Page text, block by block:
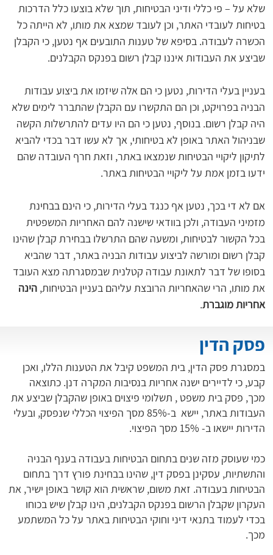
שלא על – פי כללי ודיני הבטיחות, תוך שלא בוצעו כלל הדרכות
בטיחות לעובדי האתר, וכן לעובד שמצא את מותו, לא הייתה כל
הכשרה לעבודה. בסיפא של טענות התובעים אף נטען, כי הקבלן
שביצע את העבודות איננו קבלן רשום בפנקס הקבלנים.
בעניין בעלי הדירות, נטען כי הם אלה שיזמו את ביצוע עבודות
הבניה בפרויקט, וכן הם התקשרו עם הקבלן שהתברר לימים שלא
היה קבלן רשום. בנוסף, נטען כי הם היו עדים להתרשלות הקשה
שבניהול האתר באופן לא בטיחותי, אך לא עשו דבר בכדי להביא
לתיקון ליקויי הבטיחות שנמצאו באתר, וזאת חרף העובדה שהם
ידעו בזמן אמת על ליקויי הבטיחות באתר.
אם לא די בכך, נטען אף כנגד בעלי הדירות, כי הינם בבחינת
מזמיני העבודה, ולכן בוודאי שישנה להם האחריות המשפטית
בכל הקשור לבטיחות, ומשעה שהם התרשלו בבחירת קבלן שהינו
קבלן רשום ומורשה לביצוע עבודות הבניה באתר, דבר שהביא
בסופו של דבר לתאונת עבודה קטלנית שבמסגרתה מצא העובד
את מותו, הרי שהאחריות הרובצת עליהם בעניין הבטיחות, הינה
אחריות מוגברת.
במסגרת פסק הדין, בית המשפט קיבל את הטענות הללו, ואכן
קבע, כי לדיירים ישנה אחריות בנסיבות המקרה דנן. כתוצאה
מכך, פסק בית משפט , תשלומי פיצוים באופן שהקבלן שביצע את
העבודות באתר, יישא ב-85% מסך הפיצוי הכללי שנפסק, ובעלי
הדירות יישאו ב- 15% מסך הפיצוי.
כמי שעוסק מזה שנים בתחום הבטיחות בעבודה בענף הבניה
והתשתיות, עסקינן בפסק דין, שהינו בבחינת פורץ דרך בתחום
הבטיחות בעבודה. זאת משום, שראשית הוא קושר באופן ישיר, את
העקרון שקבלן הרשום בפנקס הקבלנים, הינו קבלן שיש בכוחו
בכדי לעמוד בתנאי דיני וחוקי הבטיחות באתר על כל המשתמע
מכך.
פסק הדין